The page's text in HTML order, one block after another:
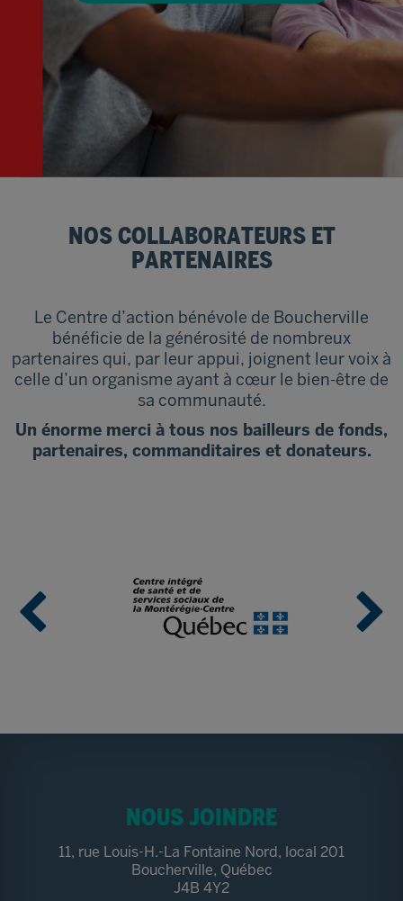
NOS COLLABORATEURS ET
PARTENAIRES
Le Centre d’action bénévole de Boucherville
bénéficie de la générosité de nombreux
partenaires qui, par leur appui, joignent leur voix à
celle d’un organisme ayant à cœur le bien-être de
sa communauté.
Un énorme merci à tous nos bailleurs de fonds,
partenaires, commanditaires et donateurs.
NOUS JOINDRE
11, rue Louis-H.-La Fontaine Nord, local 201
Boucherville, Québec
J4B 4Y2